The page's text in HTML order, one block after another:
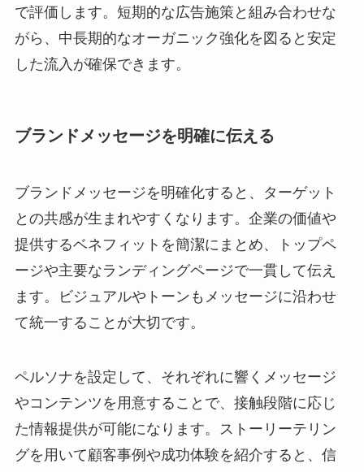
で評価します。短期的な広告施策と組み合わせな
がら、中長期的なオーガニック強化を図ると安定
した流入が確保できます。
ブランドメッセージを明確に伝える
ブランドメッセージを明確化すると、ターゲット
との共感が生まれやすくなります。企業の価値や
提供するベネフィットを簡潔にまとめ、トップペ
ージや主要なランディングページで一貫して伝え
ます。ビジュアルやトーンもメッセージに沿わせ
て統一することが大切です。
ペルソナを設定して、それぞれに響くメッセージ
やコンテンツを用意することで、接触段階に応じ
た情報提供が可能になります。ストーリーテリン
グを用いて顧客事例や成功体験を紹介すると、信